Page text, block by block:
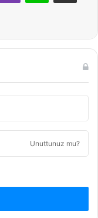
Unuttunuz mu?